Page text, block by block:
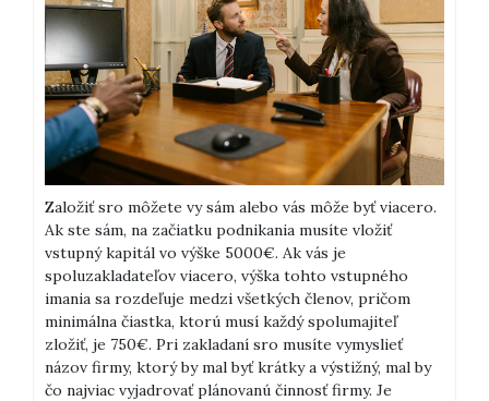
Založiť sro môžete vy sám alebo vás môže byť viacero.
Ak ste sám, na začiatku podnikania musíte vložiť
vstupný kapitál vo výške 5000€. Ak vás je
spoluzakladateľov viacero, výška tohto vstupného
imania sa rozdeľuje medzi všetkých členov, pričom
minimálna čiastka, ktorú musí každý spolumajiteľ
zložiť, je 750€. Pri zakladaní sro musíte vymyslieť
názov firmy, ktorý by mal byť krátky a výstižný, mal by
čo najviac vyjadrovať plánovanú činnosť firmy. Je